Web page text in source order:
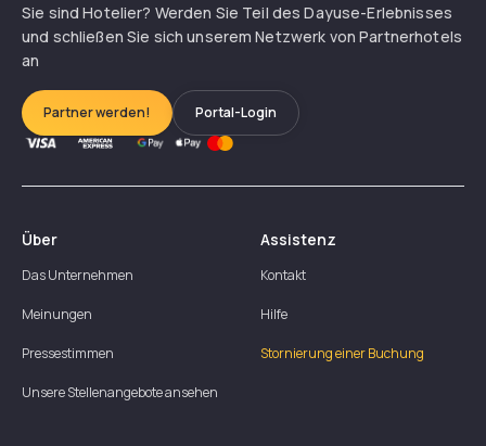
Sie sind Hotelier? Werden Sie Teil des Dayuse-Erlebnisses
und schließen Sie sich unserem Netzwerk von Partnerhotels
an
Partner werden! Portal-Login
Über
Das Unternehmen
Meinungen
Pressestimmen
Unsere Stellenangebote ansehen
Assistenz
Kontakt
Hilfe
Stornierung einer Buchung